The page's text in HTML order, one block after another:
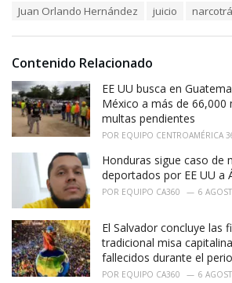
g
i
s
:
gJuan Orlando Hernández
juicio
Contenido Relacionado
EE UU busca en
México a más de 66,000
multas pendientes
POR EQUIPO CENTROAMÉRICA
Honduras sigue caso de
deportados por EE UU a
POR EQUIPO CA360 6
El Salvador concluye las
tradicional misa
fallecidos durante el
POR EQUIPO CA360 6